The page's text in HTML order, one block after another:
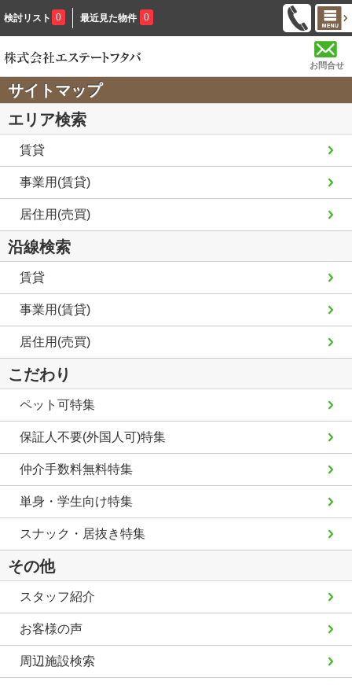
検討リスト 0 最近見た物件 0
お問合せ
サイトマップ
エリア検索
賃貸
事業用(賃貸)
居住用(売買)
沿線検索
賃貸
事業用(賃貸)
居住用(売買)
こだわり
ペット可特集
保証人不要(外国人可)特集
仲介手数料無料特集
単身・学生向け特集
スナック・居抜き特集
その他
スタッフ紹介
お客様の声
周辺施設検索